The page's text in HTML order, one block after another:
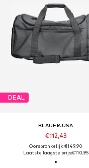
DEAL
BLAUER.USA
€112,43
Oorspronkelijk: €149,90
Laatste laagste prijs:€110,95